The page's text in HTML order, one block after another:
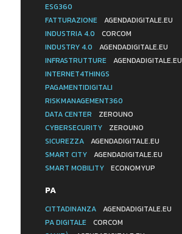
ESG360
FATTURAZIONE
AGENDADIGITALE.EU
INDUSTRIA 4.0
CORCOM
INDUSTRY 4.0
AGENDADIGITALE.EU
INFRASTRUTTURE
AGENDADIGITALE.EU
INTERNET4THINGS
PAGAMENTIDIGITALI
RISKMANAGEMENT360
DATA CENTER
ZEROUNO
CYBERSECURITY
ZEROUNO
SICUREZZA
AGENDADIGITALE.EU
SMART CITY
AGENDADIGITALE.EU
SMART MOBILITY
ECONOMYUP
PA
CITTADINANZA
AGENDADIGITALE.EU
PA DIGITALE
CORCOM